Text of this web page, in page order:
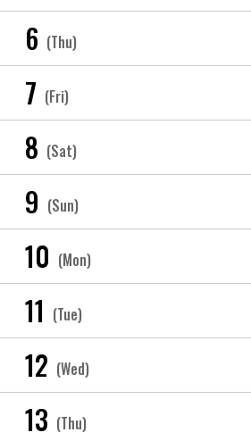
6 (Thu)
7 (Fri)
8 (Sat)
9 (Sun)
10 (Mon)
11 (Tue)
12 (Wed)
13 (Thu)